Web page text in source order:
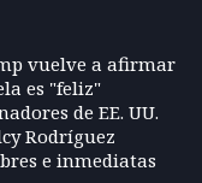
vuelve a afirmar
es "feliz"
de EE. UU.
Rodríguez
e inmediatas